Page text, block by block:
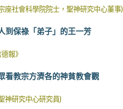
座社會科學院院士，聖神研究中心董事)
到保祿「弟子」的王一芳
報》
看教宗方濟各的神貧教會觀
神研究中心研究員)